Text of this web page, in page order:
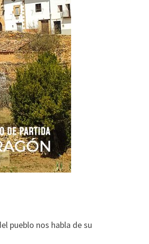
pueblo nos habla de su